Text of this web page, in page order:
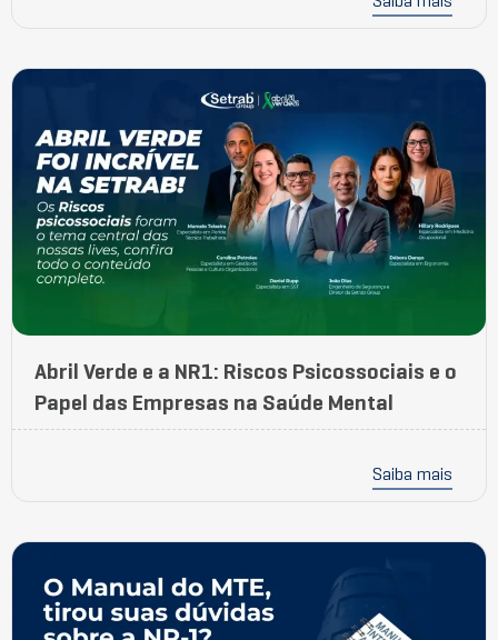
Abril Verde e a NR1: Riscos Psicossociais e o
Papel das Empresas na Saúde Mental
Saiba mais